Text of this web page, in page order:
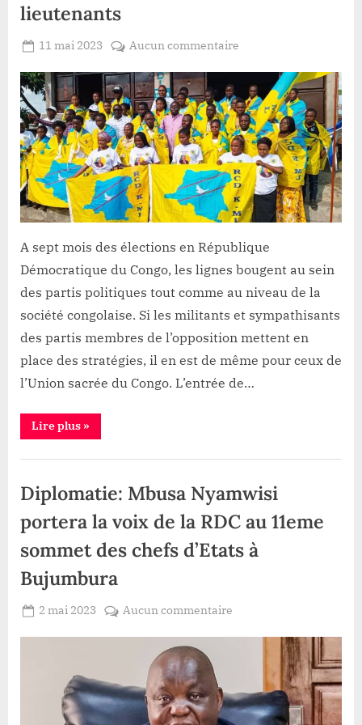
et
rejoint
RCD-
KML”
lieutenants
Posted
11 mai 2023
Lacloche
Aucun commentaire
Kitolu
Kinyoma
fait
son
camback
et
adhere
au
KML
avec
une
de
ses
lieutenants
A sept mois des élections en République
Démocratique du Congo, les lignes bougent au sein
des partis politiques tout comme au niveau de la
société congolaise. Si les militants et sympathisants
des partis membres de l’opposition mettent en
place des stratégies, il en est de même pour ceux de
l’Union sacrée du Congo. L’entrée de…
Lire plus“Goma:
Kitolu
fait
et
adhere
au
RCD-
avec
une
trentaine
de
lieutenants”
»
Diplomatie: Mbusa Nyamwisi
portera la voix de la RDC au 11eme
sommet des chefs d’Etats à
Bujumbura
Posted
2 mai 2023
Aucun commentaire
Nyamwisi
portera
la
voix